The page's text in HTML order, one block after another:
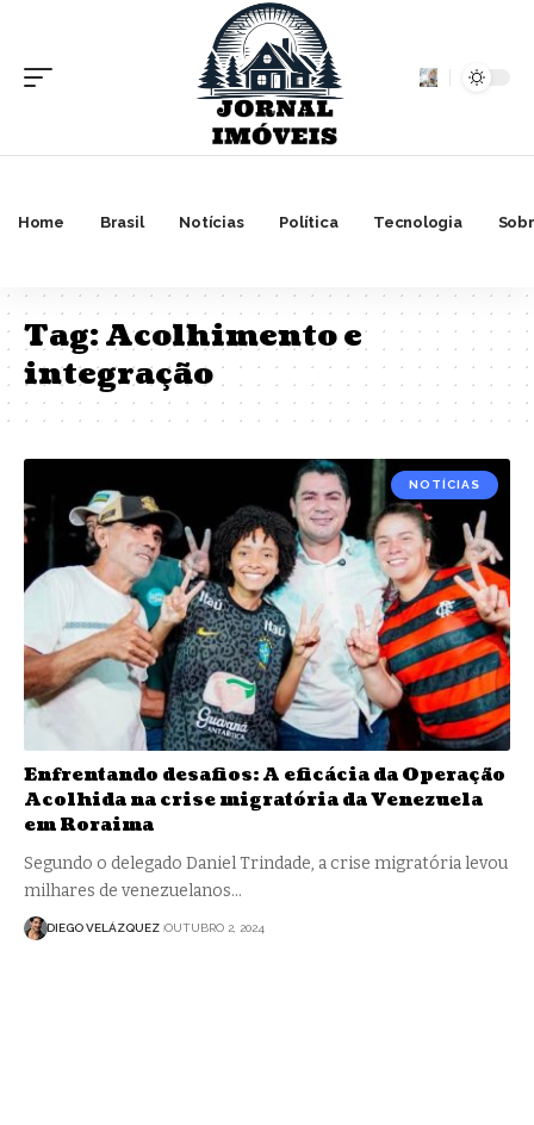
Home Brasil Notícias Política Tecnologia
Tag:Acolhimento e
integração
NOTÍCIAS
Enfrentando desafios: A eficácia da Operação
Acolhida na crise migratória da Venezuela
em Roraima
Segundo o delegado Daniel Trindade, a crise migratória levou
milhares de venezuelanos…
DIEGO VELÁZQUEZ OUTUBRO 2, 2024